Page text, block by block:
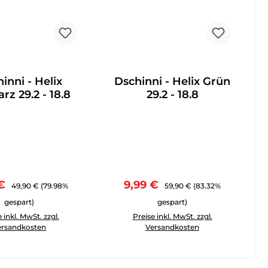
die Anzahl zu erhöhen oder zu reduzieren.
oder benutze die Schaltflächen um die Anzahl zu
- Helix
29.2 - 18.8
Regulärer Preis:
49,90 € (79.98%
gespart)
inkl. MwSt. zzgl.Gib den gewünschten Wert ein oder benutze die
Dschinni - Helix Grün
29.2 - 18.8
Verkaufspreis:
9,99 € Regulärer Preis:
59,90 € (83.32%
gespart)
Preise inkl. MwSt. zzgl.
Versandkosten
Produkt Anzahl: Gib den